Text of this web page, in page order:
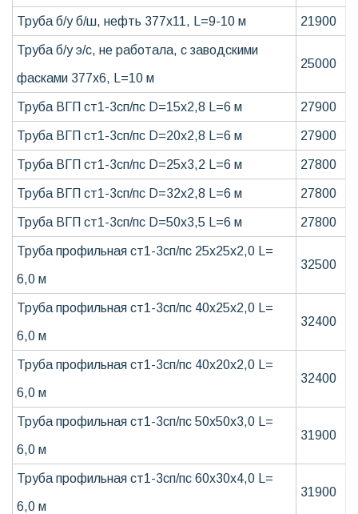
Труба б/у б/ш, нефть 377х11, L=9-10 м 21900
Труба б/у э/с, не работала, с заводскими
фасками 377х6, L=10 м
25000
Труба ВГП ст1-3сп/пс D=15х2,8 L=6 м 27900
Труба ВГП ст1-3сп/пс D=20х2,8 L=6 м 27900
Труба ВГП ст1-3сп/пс D=25х3,2 L=6 м 27800
Труба ВГП ст1-3сп/пс D=32х2,8 L=6 м 27800
Труба ВГП ст1-3сп/пс D=50х3,5 L=6 м 27800
Труба профильная ст1-3сп/пс 25х25х2,0 L=
6,0 м
32500
Труба профильная ст1-3сп/пс 40х25х2,0 L=
6,0 м
32400
Труба профильная ст1-3сп/пс 40х20х2,0 L=
6,0 м
32400
Труба профильная ст1-3сп/пс 50х50х3,0 L=
6,0 м
31900
Труба профильная ст1-3сп/пс 60х30х4,0 L=
6,0 м
31900